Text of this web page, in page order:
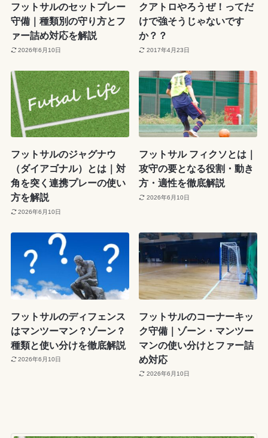
フットサルのセットプレー
守備｜種類別の守り方とフ
ァー詰め対応を解説
2026年6月10日
クアトロやろうぜ！ってだ
けで強そうじゃないです
か？？
2017年4月23日
フットサルのジャグナウ
（ダイアゴナル）とは｜対
角を突く連携プレーの使い
方を解説
2026年6月10日
フットサル フィクソとは｜
攻守の要となる役割・動き
方・適性を徹底解説
2026年6月10日
フットサルのディフェンス
はマンツーマン？ゾーン？
種類と使い分けを徹底解説
2026年6月10日
フットサルのコーナーキッ
ク守備｜ゾーン・マンツー
マンの使い分けとファー詰
め対応
2026年6月10日